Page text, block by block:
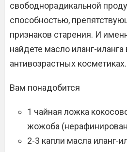
свободнорадикальной
способностью,
признаков старения. И
найдете масло иланг-иланга
антивозрастных косметиках.
Вам понадобится
1 чайная ложка
жожоба
2-3 капли масла иланг-